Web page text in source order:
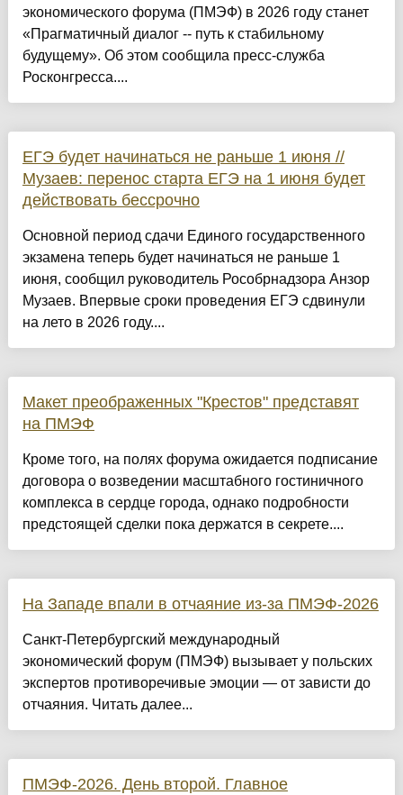
экономического форума (ПМЭФ) в 2026 году станет
«Прагматичный диалог -- путь к стабильному
будущему». Об этом сообщила пресс-служба
Росконгресса....
ЕГЭ будет начинаться не раньше 1 июня //
Музаев: перенос старта ЕГЭ на 1 июня будет
действовать бессрочно
Основной период сдачи Единого государственного
экзамена теперь будет начинаться не раньше 1
июня, сообщил руководитель Рособрнадзора Анзор
Музаев. Впервые сроки проведения ЕГЭ сдвинули
на лето в 2026 году....
Макет преображенных "Крестов" представят
на ПМЭФ
Кроме того, на полях форума ожидается подписание
договора о возведении масштабного гостиничного
комплекса в сердце города, однако подробности
предстоящей сделки пока держатся в секрете....
На Западе впали в отчаяние из-за ПМЭФ-2026
Санкт-Петербургский международный
экономический форум (ПМЭФ) вызывает у польских
экспертов противоречивые эмоции — от зависти до
отчаяния. Читать далее...
ПМЭФ-2026. День второй. Главное